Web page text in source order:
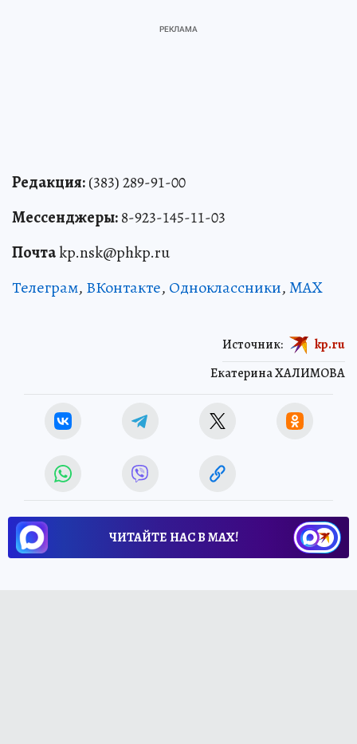
Редакция:(383) 289-91-00
Мессенджеры:8-923-145-11-03
Почтаkp.nsk@phkp.ru
Телеграм, ВКонтакте, Одноклассники,MAX
Екатерина ХАЛИМОВА
Источник: kp.ru
ЧИТАЙТЕ НАС В МАХ!